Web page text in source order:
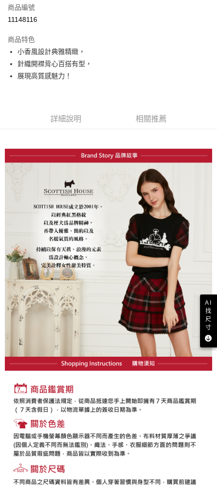
Apple Pay
悠遊付
大哥付你分期
相關說明
法說明評估內容。
【繳款方式說明】
1.分期款項不併入電信帳單，「大哥付你分期」於每月結算日後寄送繳費提
醒簡訊。
2.透過簡訊連結打開帳單後，可選擇「超商條碼／台灣大直營門市／銀行轉
1.本服務係由「台灣大哥大股份有限公司」（以下簡稱本公司）所提供，讓
用戶於交易時，得透過本服務購買商品或服務，並由商店將買賣／分期付款
買賣價金債權讓與本公司後，依約使用本公司帳單繳交帳款。
2.基於同意付款使用「大哥付你分期」之契約關係目的，商店將以您的個人
資料（包含姓名、電話或地址）提供予台灣大哥大進項蒐集、處理及利用，
由本公司與您本人進行分期帳單所需資料之確認、核對及更正。
3.完整用戶服務條款，請詳閱以下連結：https://oppay.tw/userRule
【關於「AFTEE先享後付」】
AFTEE先享後付是「在收到商品之後才付款」的支付方式。 讓您購物簡單
２．便利：只要手機號碼，簡訊認證，即可結帳。
３．安心：先確認商品／服務後，再付款。
１．於結帳方式選擇「AFTEE先享後付」後，將跳轉至「AFTEE先享後付」
結帳頁面，進行簡訊認證並確認金額後，即可完成結帳。
３．收到繳費通知簡訊後14天內，點擊此簡訊中的連結，可透過四大超商／
ATM／網路銀行／等多元方式進行付款，方視為交易完成。
※ 請注意：結帳手續完成當下不需立刻繳費，但若您需要取消訂單，請聯絡
購買商品的店家。未經商家同意取消之訂單仍視為有效，需透過AFTEE先享
後付繳納相關費用。
※ 交易是否成功請以「AFTEE先享後付 」之結帳頁面顯示為準，若有關於
是否繳費成功／繳費後需取消欲退款等相關疑問，請聯繫「AFTEE先享後付
客戶支援中心」https://netprotections.freshdesk.com/support/home
【注意事項】
１．透過由恩沛科技股份有限公司提供之「AFTEE先享後付」服務完成之交
易，需依本服務之必要範圍內提供個人資料，並將交易相關給付款項請求債
權轉讓予恩沛科技股份有限公司。
２．關於個人資料處理事宜，請瀏覽以下網址：
https://aftee.tw/terms/#terms3
３．未成年的使用者請事先徵得法定代理人或監護人之同意方可使用
「AFTEE先享後付」，若未經同意申辦者引起之損失，本公司不負相關責
４．使用「AFTEE先享後付」時，將依據個別帳號之用戶狀況，依本公司即
請求用戶進行身份認證。
５．嚴禁一人註冊多個帳號或使用他人資訊註冊。若發現惡意使用之情形，
恩沛科技股份有限公司將有權停止該用戶之使用額度並採取法律行動。
全家取貨付款
免運費
付款後全家取貨
萊爾富取貨付款
付款後萊爾富取貨
免運費
7-11取貨付款
免運費
付款後7-11取貨
免運費
商品編號
11148116
商品特色
小香風設計典雅精緻，
針織開襟背心百搭有型，
展現高質感魅力！
詳細說明 相關推薦
AI
找
尺
寸